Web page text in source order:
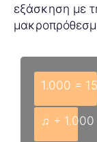
εξάσκηση με
1.000 =
♫ + 1.000